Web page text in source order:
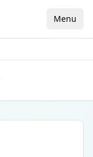
Menu